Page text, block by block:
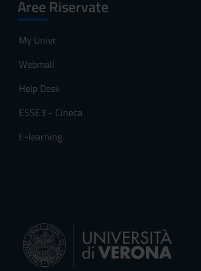
Aree Riservate
My Univr
Webmail
Help Desk
ESSE3 - Cineca
E-learning